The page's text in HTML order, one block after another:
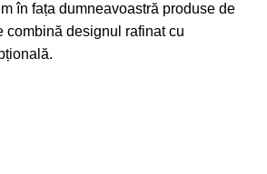
în fața dumneavoastră produse de
combină designul rafinat cu